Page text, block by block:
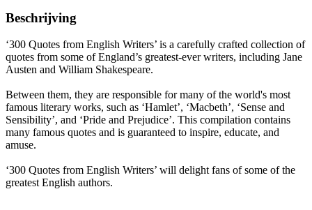
Beschrijving
‘300 Quotes from English Writers’ is a carefully crafted collection of
quotes from some of England’s greatest-ever writers, including Jane
Austen and William Shakespeare.
Between them, they are responsible for many of the world's most
famous literary works, such as ‘Hamlet’, ‘Macbeth’, ‘Sense and
Sensibility’, and ‘Pride and Prejudice’. This compilation contains
many famous quotes and is guaranteed to inspire, educate, and
amuse.
‘300 Quotes from English Writers’ will delight fans of some of the
greatest English authors.